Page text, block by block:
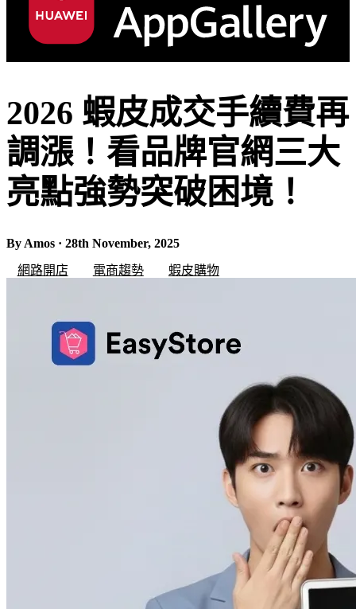
2026 蝦皮成交手續費再
調漲！看品牌官網三大
亮點強勢突破困境！
By Amos · 28th November, 2025
網路開店
電商趨勢 蝦皮購物